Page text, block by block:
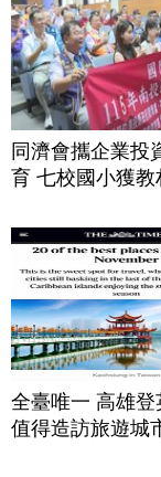
同濟會攜企業投
育 七校國小獲教
全臺唯一 高雄登
值得造訪旅遊城